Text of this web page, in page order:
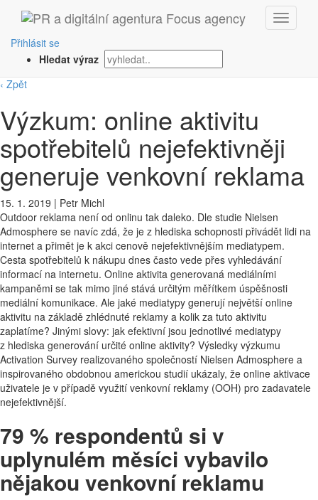
Přihlásit se
Hledat výraz
‹ Zpět
Výzkum: online aktivitu
spotřebitelů nejefektivněji
generuje venkovní reklama
15. 1. 2019 | Petr Michl
Outdoor reklama není od onlinu tak daleko. Dle studie Nielsen
Admosphere se navíc zdá, že je z hlediska schopnosti přivádět lidi na
internet a přimět je k akci cenově nejefektivnějším mediatypem.
Cesta spotřebitelů k nákupu dnes často vede přes vyhledávání
informací na internetu. Online aktivita generovaná mediálními
kampaněmi se tak mimo jiné stává určitým měřítkem úspěšnosti
mediální komunikace. Ale jaké mediatypy generují největší online
aktivitu na základě zhlédnuté reklamy a kolik za tuto aktivitu
zaplatíme? Jinými slovy: jak efektivní jsou jednotlivé mediatypy
z hlediska generování určité online aktivity? Výsledky výzkumu
Activation Survey realizovaného společností Nielsen Admosphere a
inspirovaného obdobnou americkou studií ukázaly, že online aktivace
uživatele je v případě využití venkovní reklamy (OOH) pro zadavatele
nejefektivnější.
79 % respondentů si v
uplynulém měsíci vybavilo
nějakou venkovní reklamu